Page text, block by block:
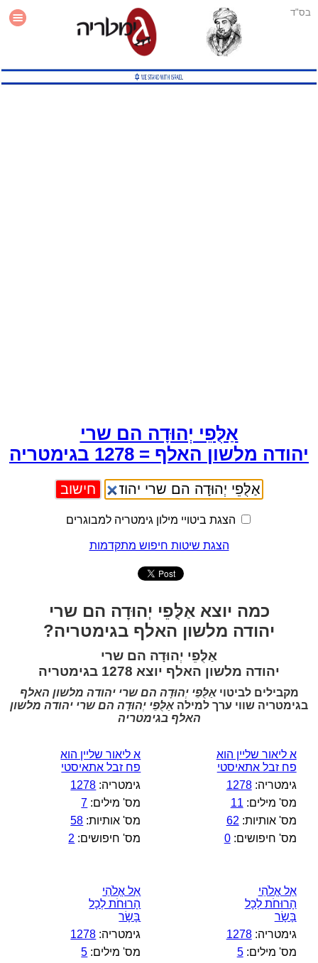
בס"ד
עזרה
אַלֻּפֵי יְהוּדָה הם שרי
יהודה מלשון האלף = 1278 בגימטריה
הצגת ביטויי מילון גימטריה למבוגרים
הצגת שיטות חיפוש מתקדמות
כמה יוצא אַלֻּפֵי יְהוּדָה הם שרי
יהודה מלשון האלף בגימטריה?
אַלֻּפֵי יְהוּדָה הם שרי
יהודה מלשון האלף יוצא 1278 בגימטריה
מקבילים לביטויאַלֻּפֵי יְהוּדָה הם שרי יהודה מלשון האלף
בגימטריה שווי ערך למילה אַלֻּפֵי יְהוּדָה הם שרי יהודה מלשון
האלף בגימטריה
א ליאור שליין הוא
פח זבל אתאיסטי
גימטריה:1278
מס' מילים: 11
מס' אותיות: 62
מס' חיפושים:0
א ליאור שליין הוא
פח זבל אתאיסטי
גימטריה: 1278
מס' מילים: 7
מס' אותיות: 58
מס' חיפושים: 2
אֵל אֱלֹהֵי
הָרוּחֹת לְכָל
בָּשָׂר
גימטריה:1278
מס' מילים:5
אֵל אֱלֹהֵי
הָרוּחֹת לְכָל
בָּשָׂר
גימטריה: 1278
מס' מילים: 5